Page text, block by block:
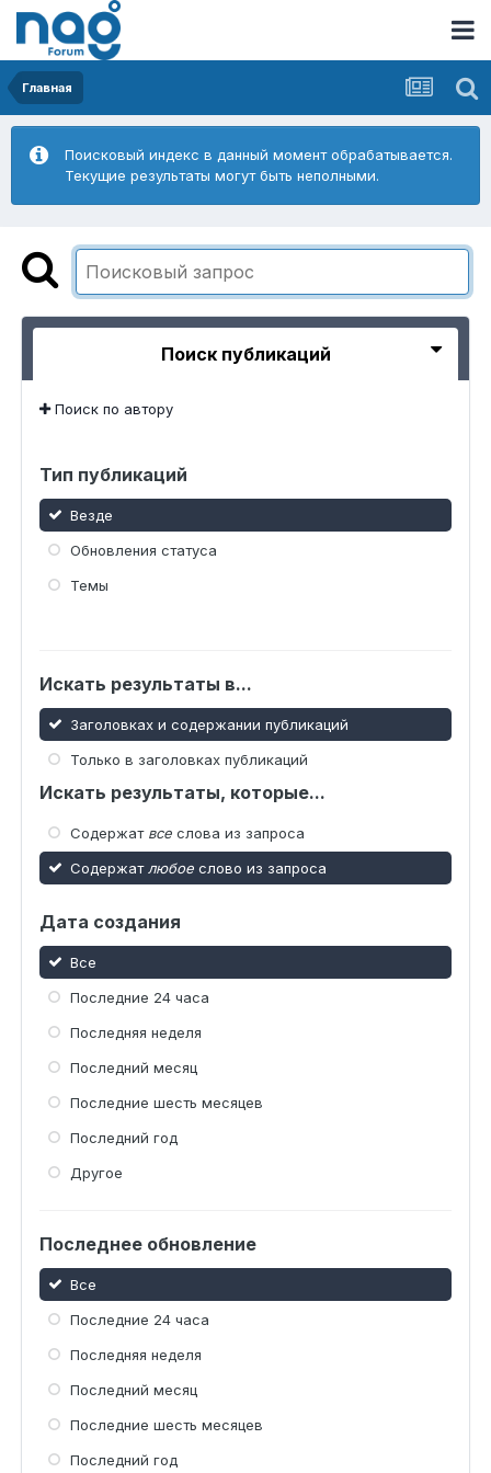
Главная
Поисковый индекс в данный момент обрабатывается.
Текущие результаты могут быть неполными.
Поиск публикаций
Поиск по автору
Тип публикаций
Везде
Обновления статуса
Темы
Искать результаты в...
Заголовках и содержании публикаций
Только в заголовках публикаций
Искать результаты, которые...
Содержат все слова из запроса
Содержат любое слово из запроса
Дата создания
Все
Последние 24 часа
Последняя неделя
Последний месяц
Последние шесть месяцев
Последний год
Другое
Последнее обновление
Все
Последние 24 часа
Последняя неделя
Последний месяц
Последние шесть месяцев
Последний год